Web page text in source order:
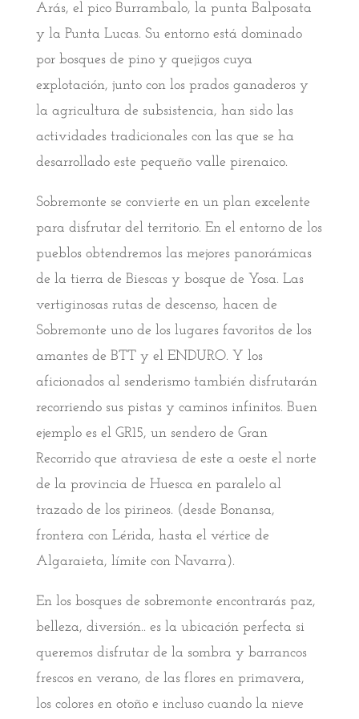
Arás, el pico Burrambalo, la punta Balposata
y la Punta Lucas. Su entorno está dominado
por bosques de pino y quejigos cuya
explotación, junto con los prados ganaderos y
la agricultura de subsistencia, han sido las
actividades tradicionales con las que se ha
desarrollado este pequeño valle pirenaico.
Sobremonte se convierte en un plan excelente
para disfrutar del territorio. En el entorno de los
pueblos obtendremos las mejores panorámicas
de la tierra de Biescas y bosque de Yosa. Las
vertiginosas rutas de descenso, hacen de
Sobremonte uno de los lugares favoritos de los
amantes de BTT y el ENDURO. Y los
aficionados al senderismo también disfrutarán
recorriendo sus pistas y caminos infinitos. Buen
ejemplo es el GR15, un sendero de Gran
Recorrido que atraviesa de este a oeste el norte
de la provincia de Huesca en paralelo al
trazado de los pirineos. (desde Bonansa,
frontera con Lérida, hasta el vértice de
Algaraieta, límite con Navarra).
En los bosques de sobremonte encontrarás paz,
belleza, diversión.. es la ubicación perfecta si
queremos disfrutar de la sombra y barrancos
frescos en verano, de las flores en primavera,
los colores en otoño e incluso cuando la nieve